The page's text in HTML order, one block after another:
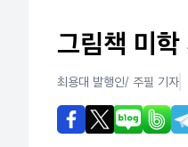
그림책 미
최용대 발행인/ 주필 기자